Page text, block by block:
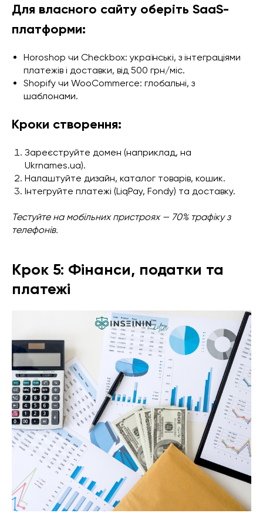
Для власного сайту оберіть SaaS-
платформи:
Horoshop чи Checkbox: українські, з інтеграціями
платежів і доставки, від 500 грн/міс.
Shopify чи WooCommerce: глобальні, з
шаблонами.
Кроки створення:
Зареєструйте домен (наприклад, на
Ukrnames.ua).
Налаштуйте дизайн, каталог товарів, кошик.
Інтегруйте платежі (LiqPay, Fondy) та доставку.
Тестуйте на мобільних пристроях — 70% трафіку з
телефонів.
Крок 5: Фінанси, податки та
платежі